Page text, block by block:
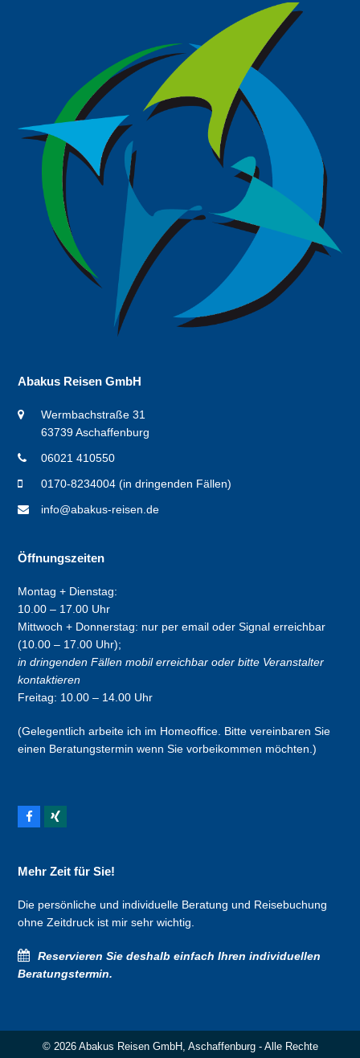
Abakus Reisen GmbH
Wermbachstraße 31
63739 Aschaffenburg
06021 410550
0170-8234004 (in dringenden Fällen)
info@abakus-reisen.de
Öffnungszeiten
Montag + Dienstag:
10.00 – 17.00 Uhr
Mittwoch + Donnerstag: nur per email oder Signal erreichbar
(10.00 – 17.00 Uhr);
in dringenden Fällen mobil erreichbar oder bitte Veranstalter
kontaktieren
Freitag: 10.00 – 14.00 Uhr
(Gelegentlich arbeite ich im Homeoffice. Bitte vereinbaren Sie
einen Beratungstermin wenn Sie vorbeikommen möchten.)
F
b
k
X
Mehr Zeit für Sie!
Die persönliche und individuelle Beratung und Reisebuchung
ohne Zeitdruck ist mir sehr wichtig.
Reservieren Sie deshalb einfach Ihren individuellen
Beratungstermin.
© 2026 Abakus Reisen GmbH, Aschaffenburg- Alle Rechte